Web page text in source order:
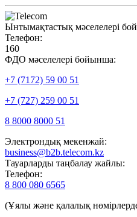
Ынтымақтастық мәселелері
Телефон:
160
ФДО мәселелері бойынша:
+7 (7172) 59 00 51
+7 (727) 259 00 51
8 8000 8000 51
Электрондық мекенжай:
business@b2b.telecom.kz
Тауарларды таңбалау жайлы:
Телефон:
8 800 080 6565
(Ұялы және қалалық